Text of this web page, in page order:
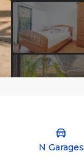
N Garages